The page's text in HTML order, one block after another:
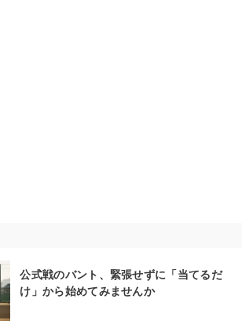
公式戦のバント、緊張せずに「当てるだ
け」から始めてみませんか